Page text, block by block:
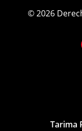
© 2026
Tarima